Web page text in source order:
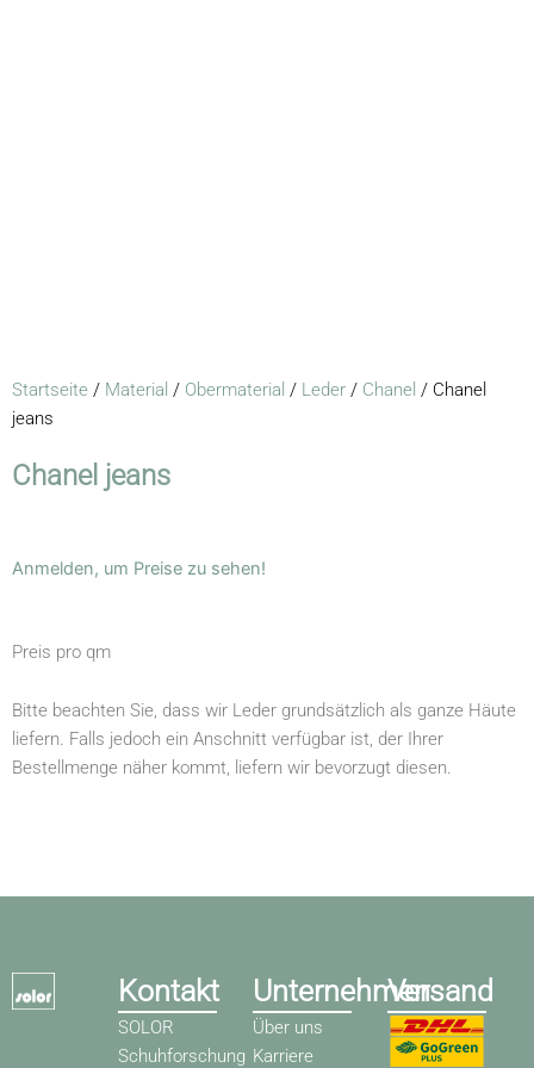
Startseite / Material / Obermaterial / Leder / Chanel / Chanel
jeans
Chanel jeans
Anmelden, um Preise zu sehen!
Preis pro qm
Bitte beachten Sie, dass wir Leder grundsätzlich als ganze Häute
liefern. Falls jedoch ein Anschnitt verfügbar ist, der Ihrer
Bestellmenge näher kommt, liefern wir bevorzugt diesen.
Kontakt
SOLOR
Schuhforschung
Unternehmen
Über uns
Karriere
Versand